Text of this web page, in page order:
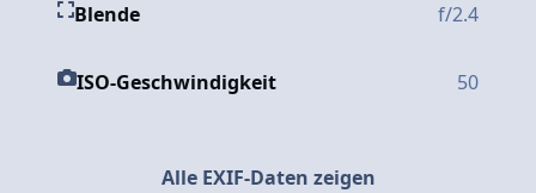
Blende f/2.4
ISO-Geschwindigkeit 50
Alle EXIF-Daten zeigen